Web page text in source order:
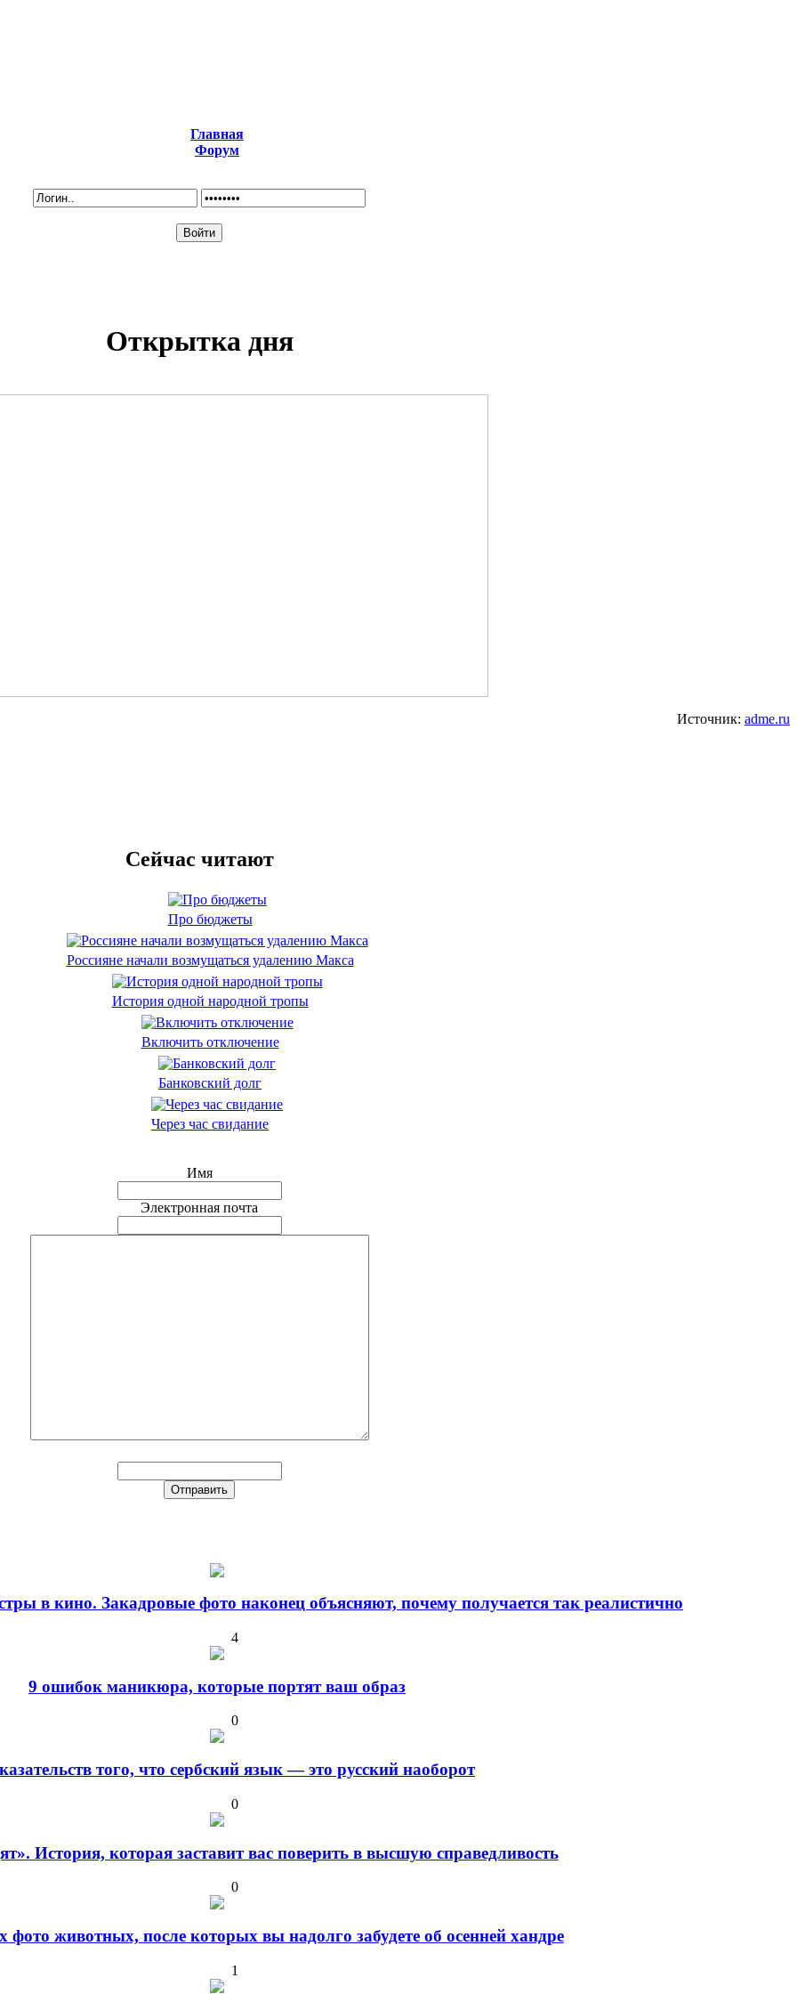
Главная
Форум
Открытка дня
Источник: adme.ru
Сейчас читают
Про бюджеты
Россияне начали возмущаться удалению Макса
История одной народной тропы
Включить отключение
Банковский долг
Через час свидание
Имя
Электронная почта
в кино. Закадровые фото наконец объясняют, почему получается так реалистично
4
9 ошибок маникюра, которые портят ваш образ
0
того, что сербский язык — это русский наоборот
0
История, которая заставит вас поверить в высшую справедливость
0
фото животных, после которых вы надолго забудете об осенней хандре
1